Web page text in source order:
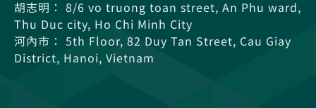
胡志明： 8/6 vo truong toan street, An Phu ward,
Thu Duc city, Ho Chi Minh City
河內市： 5th Floor, 82 Duy Tan Street, Cau Giay
District, Hanoi, Vietnam